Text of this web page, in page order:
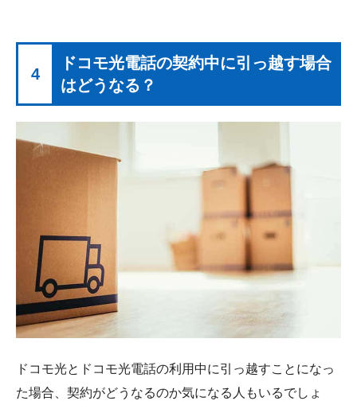
4
ドコモ光電話の契約中に引っ越す場合
はどうなる？
ドコモ光とドコモ光電話の利用中に引っ越すことになっ
た場合、契約がどうなるのか気になる人もいるでしょ